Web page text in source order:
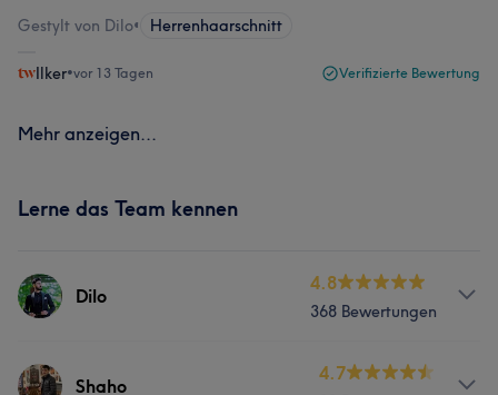
Gestylt von Dilo• Herrenhaarschnitt
Ilker•vor 13 Tagen Verifizierte Bewertung
Mehr anzeigen...
Lerne das Team kennen
Dilo
4.8
368 Bewertungen
Services
Shaho
4.7